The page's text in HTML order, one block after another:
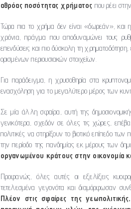
αθρόας ποσότητας χρήματος που ρέει
Τώρα πια το χρήμα δεν είναι «δωρεάν», και
χρόνια, πράγμα που αποδυναμώνει τους
επενδύσεις και πιο δύσκολη τη
ορισμένων περιουσιακών στοιχείων.
Για παράδειγμα, η χρυσοθηρία στα
ενασχόληση για το μεγαλύτερο μέρος των
Σε μία άλλη σφαίρα, αυτή της
γενικότερα, σχεδόν σε όλες τις χώρες,
πολιτικές να στηρίξουν το βιοτικό επίπεδο
την περίοδο της πανδημίας εκ μέρους των
οργανωμένου κράτους στην οικονομία
Προφανώς, όλες αυτές οι εξελίξεις
τετελεσμένα γεγονότα και διαμόρφωσαν
Πλέον στις σφαίρες της